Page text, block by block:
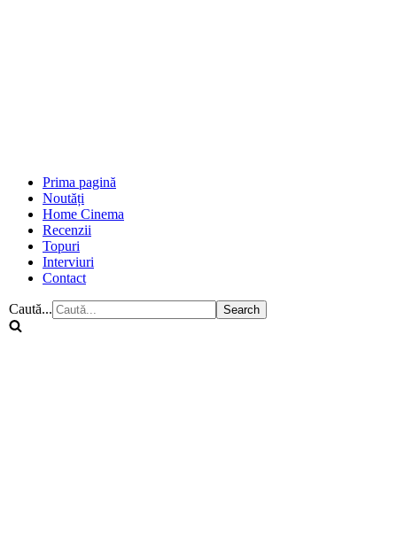
Prima pagină
Noutăți
Home Cinema
Recenzii
Topuri
Interviuri
Contact
Caută...